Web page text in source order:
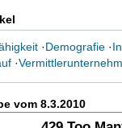
·Demografie·
·
vom 8.3.2010